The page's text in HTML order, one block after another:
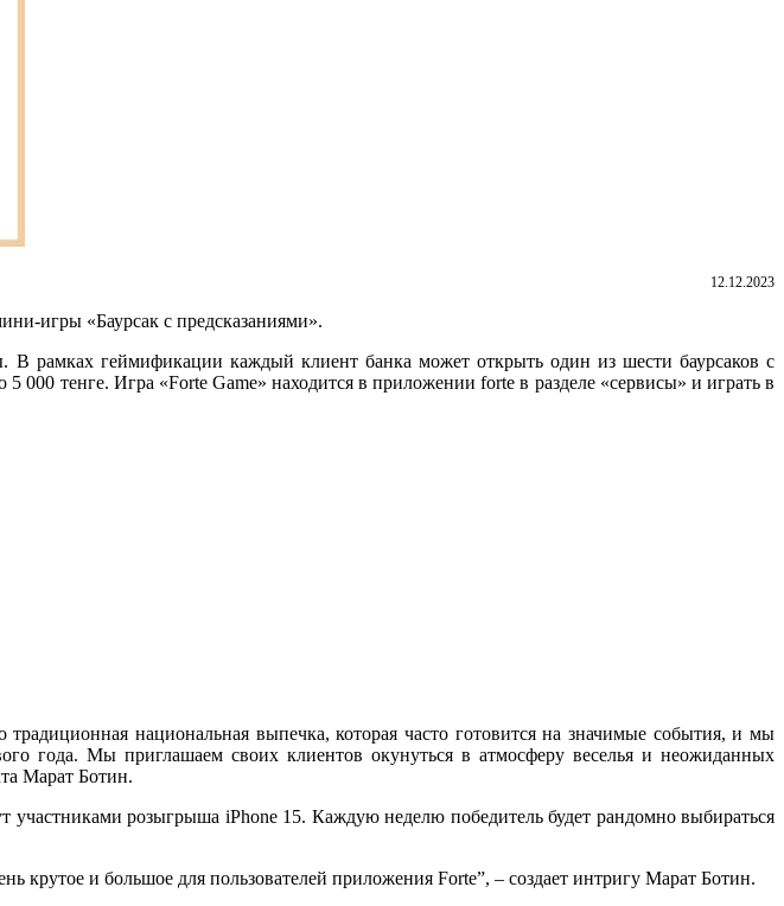
12.12.2023
игры «Баурсак с предсказаниями».
В рамках геймификации каждый клиент банка может открыть один из шести баурсаков с
тенге. Игра «Forte Game» находится в приложении forte в разделе «сервисы» и играть в
национальная выпечка, которая часто готовится на значимые события, и мы
года. Мы приглашаем своих клиентов окунуться в атмосферу веселья и неожиданных
Марат Ботин.
розыгрыша iPhone 15. Каждую неделю победитель будет рандомно выбираться
и большое для пользователей приложения Forte”, – создает интригу Марат Ботин.